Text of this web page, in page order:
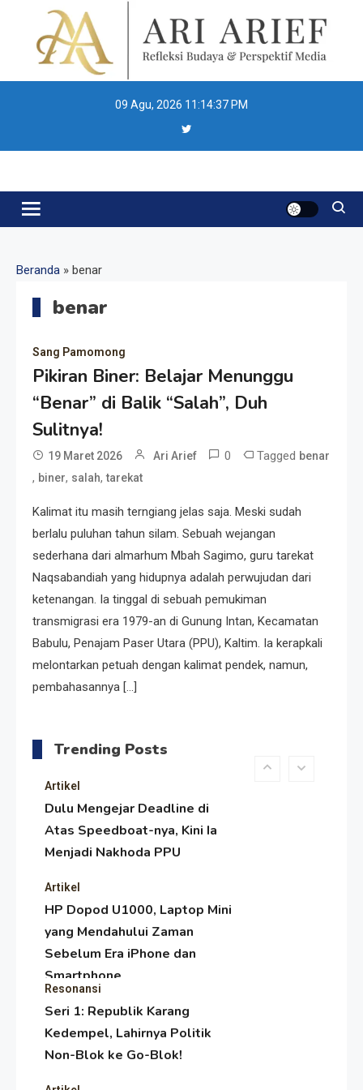
content
09 Agu, 2026 11:14:37 PM
Ari Arief
Beranda » benar
benar
Sang Pamomong
Pikiran Biner: Belajar Menunggu
“Benar” di Balik “Salah”, Duh
Sulitnya!
19 Maret 2026 Ari Arief 0 Tagged benar
, biner, salah,tarekat
Kalimat itu masih terngiang jelas saja. Meski sudah
berlalu puluhan tahun silam. Sebuah wejangan
sederhana dari almarhum Mbah Sagimo, guru tarekat
Naqsabandiah yang hidupnya adalah perwujudan dari
ketenangan. Ia tinggal di sebuah pemukiman
transmigrasi era 1979-an di Gunung Intan, Kecamatan
Babulu, Penajam Paser Utara (PPU), Kaltim. Ia kerapkali
melontarkan petuah dengan kalimat pendek, namun,
pembahasannya […]
Trending Posts
Resonansi
Seri 1: Republik Karang
Kedempel, Lahirnya Politik
Non-Blok ke Go-Blok!
Artikel
Menelusuri Akar Sejarah Ulang
Tahun PPU, Pertentangan
Bulan Peringatan vs
Pengesahan UU 7/2002
Resonansi
Satire Politik Karang
Kedempel: Saat Presiden
Gareng Lebih Sibuk Orasi
daripada Urus Nasi
Artikel
Paser Melawan Arus Zaman
Artikel
Dulu Mengejar Deadline di
Atas Speedboat-nya, Kini Ia
Menjadi Nakhoda PPU
Artikel
HP Dopod U1000, Laptop Mini
yang Mendahului Zaman
Sebelum Era iPhone dan
Smartphone
Resonansi
Seri 1: Republik Karang
Kedempel, Lahirnya Politik
Non-Blok ke Go-Blok!